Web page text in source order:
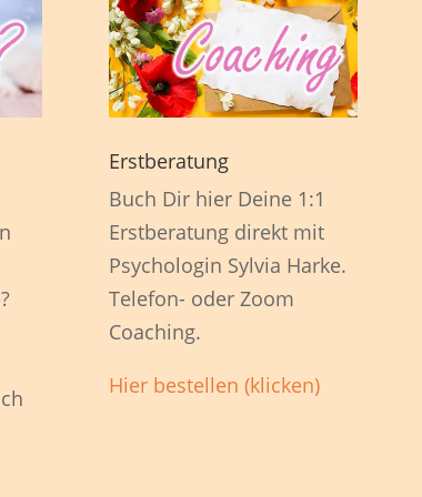
Erstberatung
Buch Dir hier Deine 1:1
Erstberatung direkt mit
Psychologin Sylvia Harke.
Telefon- oder Zoom
Coaching.
Hier bestellen (klicken)